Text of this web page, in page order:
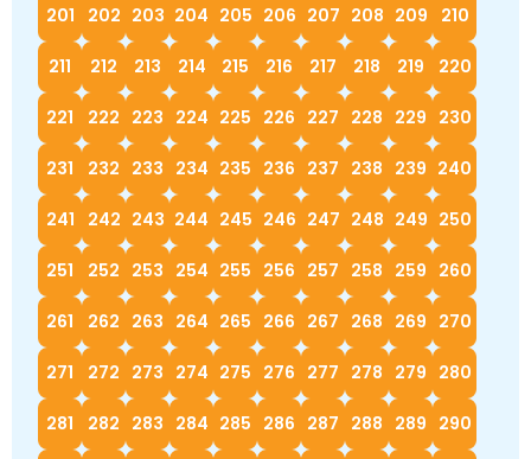
201 202 203 204 205 206 207 208 209 210
211 212 213 214 215 216 217 218 219 220
221 222 223 224 225 226 227 228 229 230
231 232 233 234 235 236 237 238 239 240
241 242 243 244 245 246 247 248 249 250
251 252 253 254 255 256 257 258 259 260
261 262 263 264 265 266 267 268 269 270
271 272 273 274 275 276 277 278 279 280
281 282 283 284 285 286 287 288 289 290